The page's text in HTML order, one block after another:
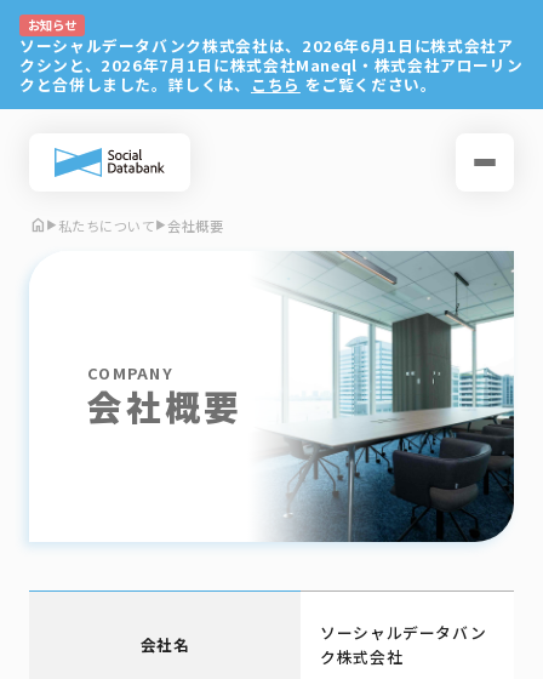
home ▶ 私たちについて▶会社概要
COMPANY
会社概要
会社名
ソーシャルデータバン
ク株式会社